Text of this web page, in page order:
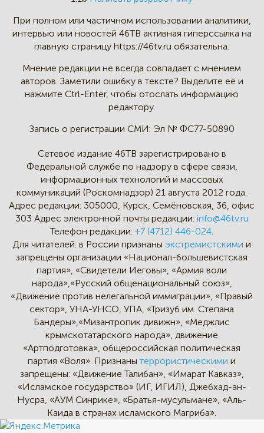
При полном или частичном использовании аналитики,
интервью или новостей 46TB активная гиперссылка на
главную страницу https://46tv.ru обязательна.
Мнение редакции не всегда совпадает с мнением
авторов. Заметили ошибку в тексте? Выделите её и
нажмите Ctrl-Enter, чтобы отослать информацию
редактору.
Запись о регистрации СМИ: Эл № ФС77-50890
Сетевое издание 46ТВ зарегистрировано в
Федеральной службе по надзору в сфере связи,
информационных технологий и массовых
коммуникаций (Роскомнадзор) 21 августа 2012 года.
Адрес редакции: 305000, Курск, Семёновская, 36, офис
303 Адрес электронной почты редакции: info@46tv.ru
Телефон редакции: +7 (4712) 446-024
Для читателей: в России признаныэкстремистскими и
запрещены организации «Национал-большевистская
партия», «Свидетели Иеговы», «Армия воли
народа»,«Русский общенациональный союз»,
«Движение против нелегальной иммиграции», «Правый
сектор», УНА-УНСО, УПА, «Тризуб им. Степана
Бандеры»,«Мизантропик дивижн», «Меджлис
крымскотатарского народа», движение
«Артподготовка», общероссийская политическая
партия «Воля». Признанытеррористическими и
запрещены: «Движение Талибан», «Имарат Кавказ»,
«Исламское государство» (ИГ, ИГИЛ), Джебхад-ан-
Нусра, «АУМ Синрике», «Братья-мусульмане», «Аль-
Каида в странах исламского Магриба».